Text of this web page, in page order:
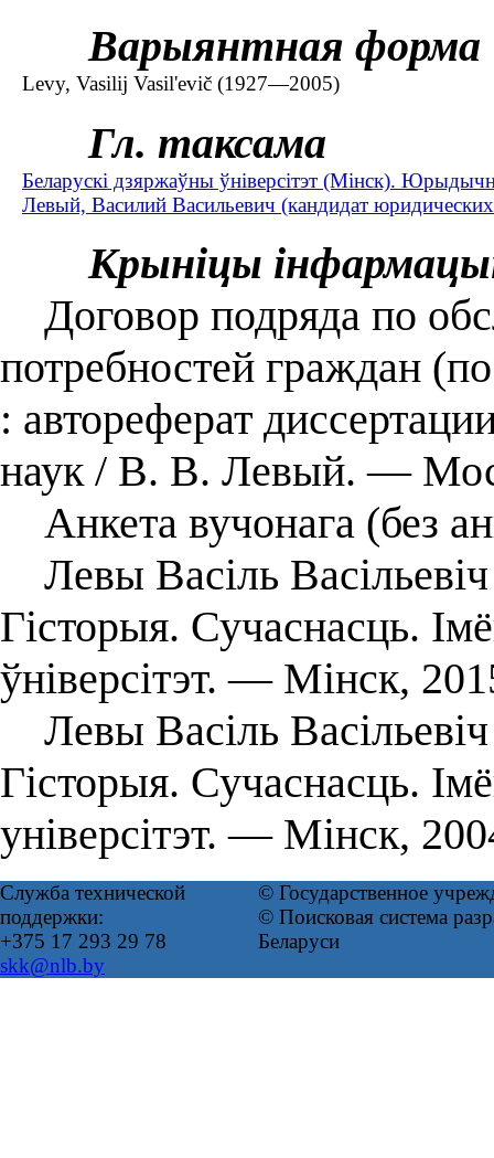
Варыянтная форма
Levy, Vasilij Vasil'evič (1927—2005)
Гл. таксама
Беларускі дзяржаўны ўніверсітэт (Мінск).
Левый, Василий Васильевич (кандидат
Крыніцы
Договор подряда по
потребностей граждан
: автореферат
наук / В. В. Левый. ―
Анкета вучонага (без
Левы Васіль
Гісторыя. Сучаснасць.
ўніверсітэт. — Мінск,
Левы Васіль
Гісторыя. Сучаснасць.
універсітэт. — Мінск,
Служба технической
поддержки:
+375 17 293 29 78
skk@nlb.by
© Государственное
© Поисковая система
Беларуси